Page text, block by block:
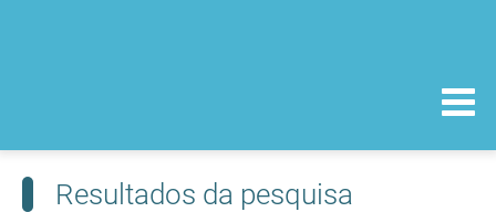
Resultados da pesquisa